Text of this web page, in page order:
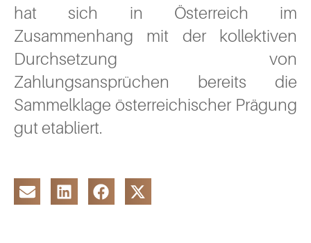
hat sich in Österreich im
Zusammenhang mit der kollektiven
Durchsetzung von
Zahlungsansprüchen bereits die
Sammelklage österreichischer Prägung
gut etabliert.